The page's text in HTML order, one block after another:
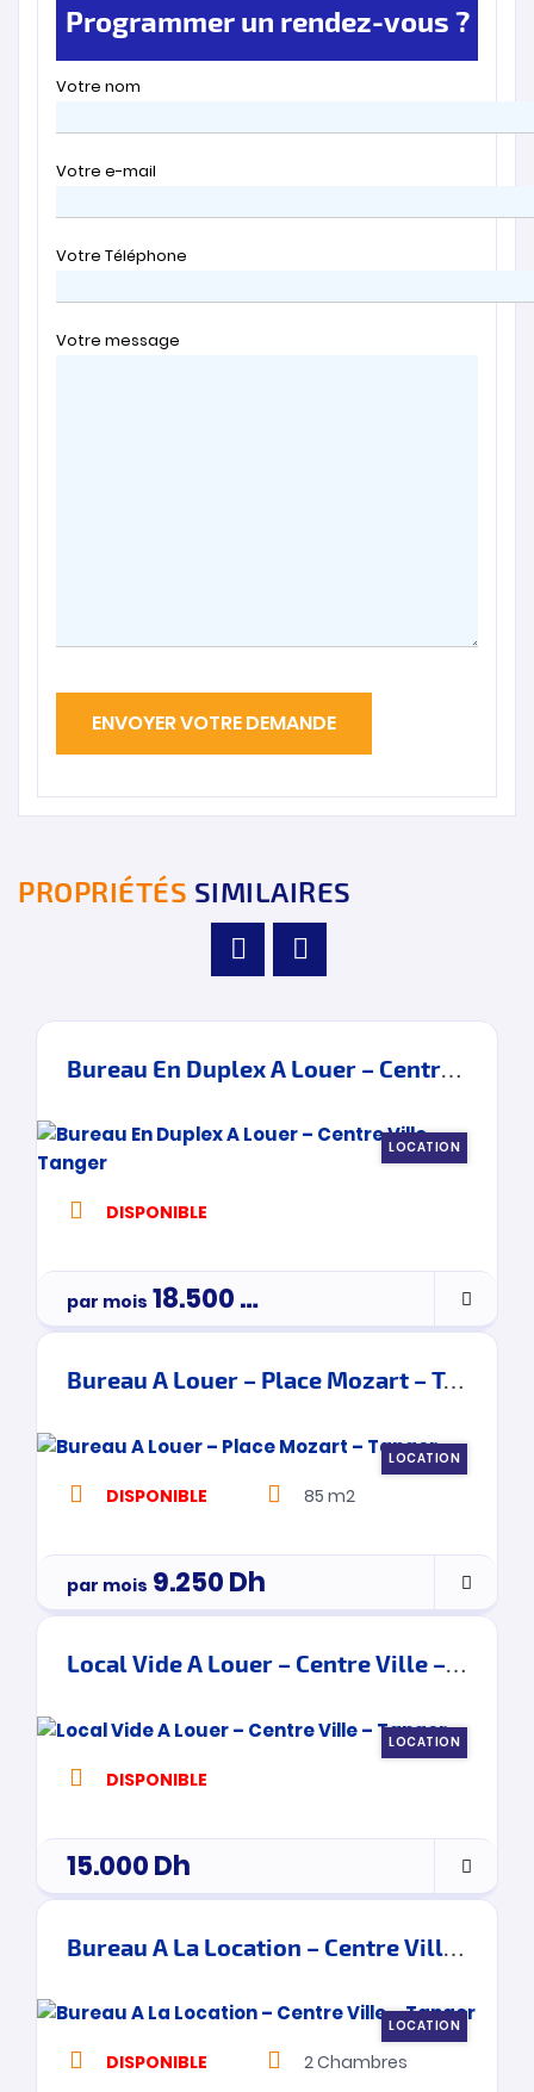
Programmer un rendez-vous ?
Votre nom
Votre e-mail
Votre Téléphone
Votre message
PROPRIÉTÉS SIMILAIRES
Bureau En Duplex A Louer – Centre Ville – Tanger
LOCATION
DISPONIBLE
par mois 18.500Dh
Bureau A Louer – Place Mozart – Tanger
LOCATION
DISPONIBLE 85 m2
par mois 9.250Dh
Local Vide A Louer – Centre Ville – Tanger
LOCATION
DISPONIBLE
15.000Dh
Bureau A La Location – Centre Ville – Tanger
LOCATION
DISPONIBLE 2Chambres